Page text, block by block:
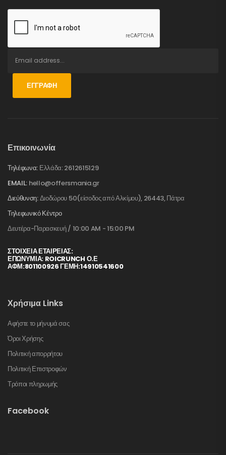
ΕΓΓΡΑΦΉ
Επικοινωνία
Τηλέφωνα: Ελλάδα: 2612615129
EMAIL: hello@offersmania.gr
Διεύθυνση:Διοδώρου 50(είσοδος από Αλκίμου), 26443, Πάτρα
Τηλεφωνικό Κέντρο
Δευτέρα-Παρασκευή / 10:00 AM - 15:00 PM
ΣΤΟΙΧΕΊΑ ΕΤΑΙΡΕΊΑΣ:
ΕΠΩΝΥΜΙΑ: ROICRUNCH Ο.Ε
ΑΦΜ:801100926 ΓΕΜΗ:14910541600
Χρήσιμα Links
Αφήστε το μήνυμά σας
Όροι Χρήσης
Πολιτική απορρήτου
Πολιτική Επιστροφών
Τρόποι πληρωμής
Facebook